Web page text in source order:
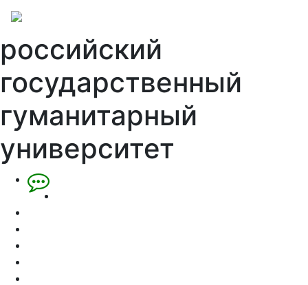
российский
государственный
гуманитарный
университет